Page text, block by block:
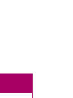
hoe zit
of